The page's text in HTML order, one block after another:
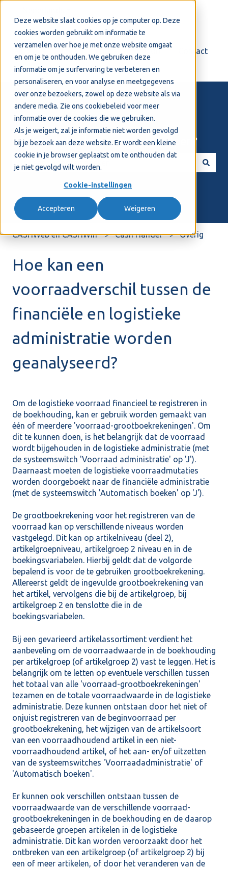
Deze website slaat cookies op je computer op. Deze
cookies worden gebruikt om informatie te
verzamelen over hoe je met onze website omgaat
en om je te onthouden. We gebruiken deze
informatie om je surfervaring te verbeteren en
personaliseren, en voor analyse en meetgegevens
over onze bezoekers, zowel op deze website als via
andere media. Zie ons cookiebeleid voor meer
informatie over de cookies die we gebruiken.
Als je weigert, zal je informatie niet worden gevolgd
bij je bezoek aan deze website. Er wordt een kleine
cookie in je browser geplaatst om te onthouden dat
je niet gevolgd wilt worden.
Cookie-instellingen
Accepteren Weigeren
Support Contact
Welkom! Hoe kunnen we je helpen?
CASHWeb en CASHWin Cash Handel Overig
Hoe kan een
voorraadverschil tussen de
financiële en logistieke
administratie worden
geanalyseerd?
Om de logistieke voorraad financieel te registreren in
de boekhouding, kan er gebruik worden gemaakt van
één of meerdere 'voorraad-grootboekrekeningen'. Om
dit te kunnen doen, is het belangrijk dat de voorraad
wordt bijgehouden in de logistieke administratie (met
de systeemswitch 'Voorraad administratie' op 'J').
Daarnaast moeten de logistieke voorraadmutaties
worden doorgeboekt naar de financiële administratie
(met de systeemswitch 'Automatisch boeken' op 'J').
De grootboekrekening voor het registreren van de
voorraad kan op verschillende niveaus worden
vastgelegd. Dit kan op artikelniveau (deel 2),
artikelgroepniveau, artikelgroep 2 niveau en in de
boekingsvariabelen. Hierbij geldt dat de volgorde
bepalend is voor de te gebruiken grootboekrekening.
Allereerst geldt de ingevulde grootboekrekening van
het artikel, vervolgens die bij de artikelgroep, bij
artikelgroep 2 en tenslotte die in de
boekingsvariabelen.
Bij een gevarieerd artikelassortiment verdient het
aanbeveling om de voorraadwaarde in de boekhouding
per artikelgroep (of artikelgroep 2) vast te leggen. Het is
belangrijk om te letten op eventuele verschillen tussen
het totaal van alle 'voorraad-grootboekrekeningen'
tezamen en de totale voorraadwaarde in de logistieke
administratie. Deze kunnen ontstaan door het niet of
onjuist registreren van de beginvoorraad per
grootboekrekening, het wijzigen van de artikelsoort
van een voorraadhoudend artikel in een niet-
voorraadhoudend artikel, of het aan- en/of uitzetten
van de systeemswitches 'Voorraadadministratie' of
'Automatisch boeken'.
Er kunnen ook verschillen ontstaan tussen de
voorraadwaarde van de verschillende voorraad-
grootboekrekeningen in de boekhouding en de daarop
gebaseerde groepen artikelen in de logistieke
administratie. Dit kan worden veroorzaakt door het
ontbreken van een artikelgroep (of artikelgroep 2) bij
een of meer artikelen, of door het veranderen van de